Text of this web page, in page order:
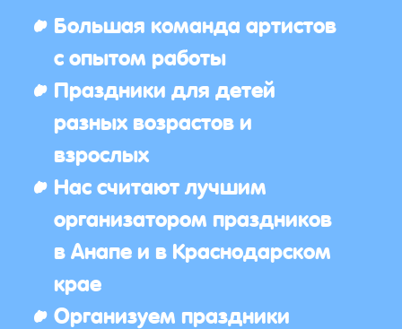
Большая команда артистов
с опытом работы
Праздники для детей
разных возрастов и
взрослых
Нас считают лучшим
организатором праздников
в Анапе и в Краснодарском
крае
Организуем праздники